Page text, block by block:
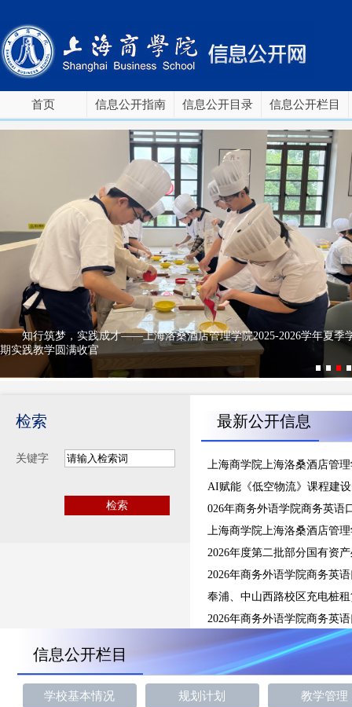
首页 信息公开指南 信息公开目录 信息公开栏目
知行
检索
关键字
检索
最新公开信息
上海商学院上海洛桑酒店管
AI赋能《低空物流》课程建
026年商务外语学院商务英
上海商学院上海洛桑酒店管
2026年度第二批部分国有资
2026年商务外语学院商务英
奉浦、中山西路校区充电桩
2026年商务外语学院商务英
信息公开栏目
学校基本情况 规划计划 教学管理